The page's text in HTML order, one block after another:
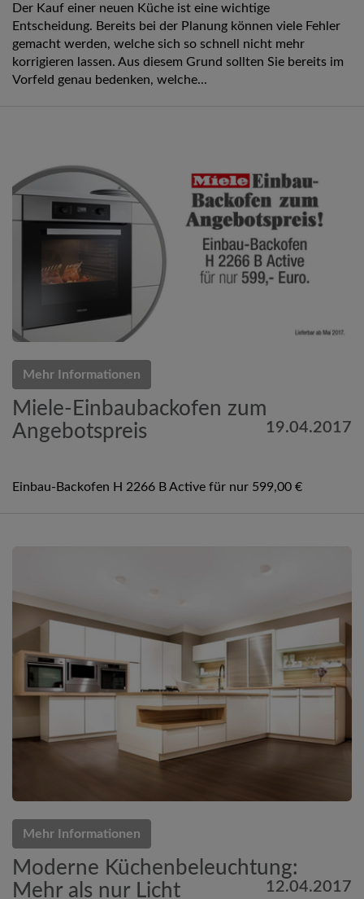
Der Kauf einer neuen Küche ist eine wichtige
Entscheidung. Bereits bei der Planung können viele Fehler
gemacht werden, welche sich so schnell nicht mehr
korrigieren lassen. Aus diesem Grund sollten Sie bereits im
Vorfeld genau bedenken, welche...
Mehr Informationen
Miele-Einbaubackofen zum
Angebotspreis
19.04.2017
Einbau-Backofen H 2266 B Active für nur 599,00 €
Mehr Informationen
Moderne Küchenbeleuchtung:
Mehr als nur Licht
12.04.2017